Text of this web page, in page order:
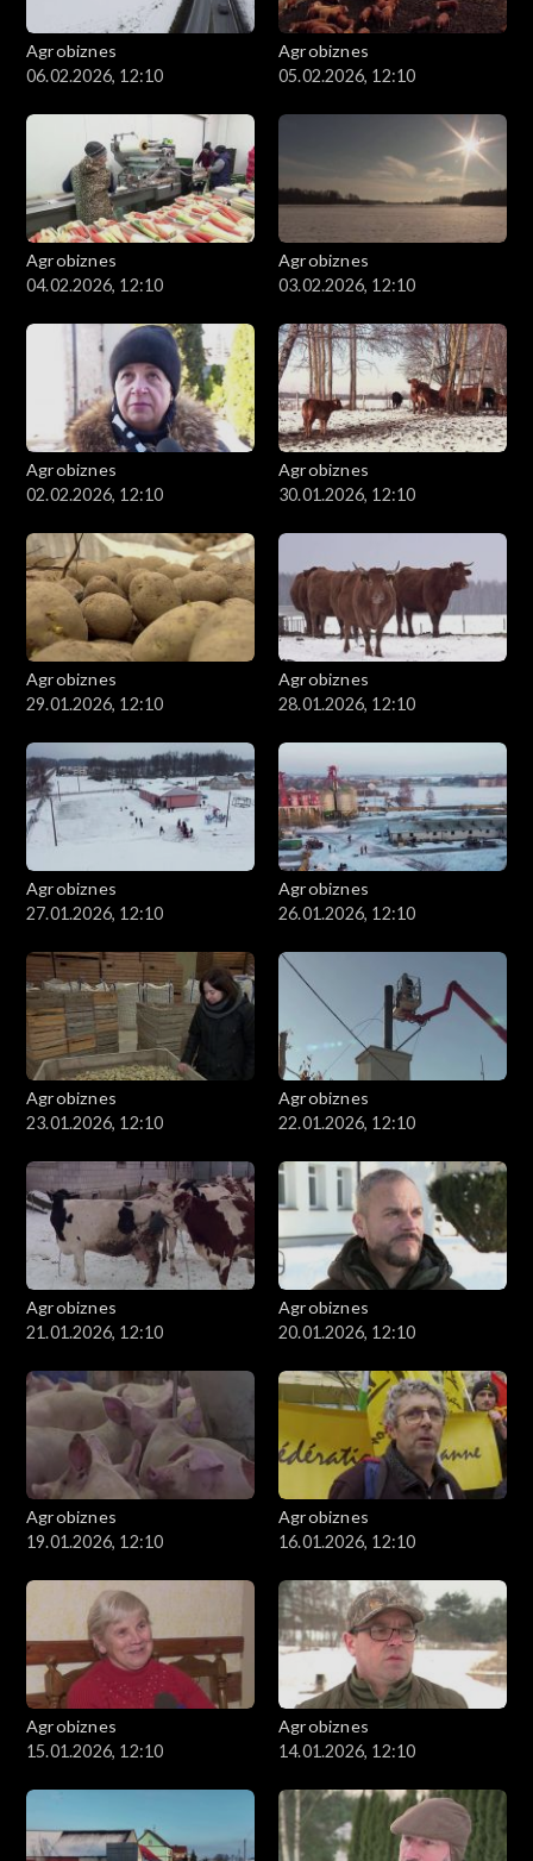
Agrobiznes
06.02.2026, 12:10
Agrobiznes
05.02.2026, 12:10
Agrobiznes
04.02.2026, 12:10
Agrobiznes
03.02.2026, 12:10
Agrobiznes
02.02.2026, 12:10
Agrobiznes
30.01.2026, 12:10
Agrobiznes
29.01.2026, 12:10
Agrobiznes
28.01.2026, 12:10
Agrobiznes
27.01.2026, 12:10
Agrobiznes
26.01.2026, 12:10
Agrobiznes
23.01.2026, 12:10
Agrobiznes
22.01.2026, 12:10
Agrobiznes
21.01.2026, 12:10
Agrobiznes
20.01.2026, 12:10
Agrobiznes
19.01.2026, 12:10
Agrobiznes
16.01.2026, 12:10
Agrobiznes
15.01.2026, 12:10
Agrobiznes
14.01.2026, 12:10